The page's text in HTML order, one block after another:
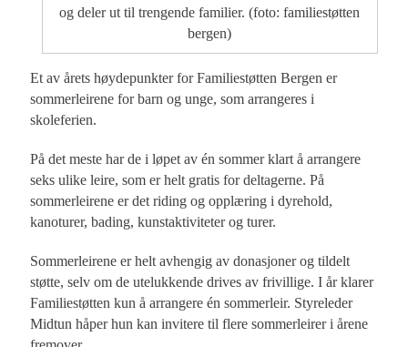
og deler ut til trengende familier. (foto: familiestøtten
bergen)
Et av årets høydepunkter for Familiestøtten Bergen er
sommerleirene for barn og unge, som arrangeres i
skoleferien.
På det meste har de i løpet av én sommer klart å arrangere
seks ulike leire, som er helt gratis for deltagerne. På
sommerleirene er det riding og opplæring i dyrehold,
kanoturer, bading, kunstaktiviteter og turer.
Sommerleirene er helt avhengig av donasjoner og tildelt
støtte, selv om de utelukkende drives av frivillige. I år klarer
Familiestøtten kun å arrangere én sommerleir. Styreleder
Midtun håper hun kan invitere til flere sommerleirer i årene